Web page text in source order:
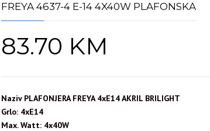
FREYA 4637-4 E-14 4X40W PLAFONSKA
83.70 KM
Naziv PLAFONJERA FREYA 4xE14 AKRIL BRILIGHT
Grlo: 4xE14
Max. Watt: 4x40W